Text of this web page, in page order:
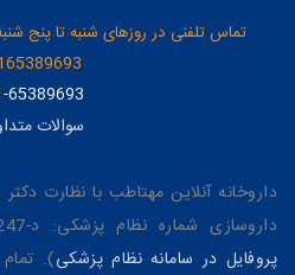
65389693
سوالات
داروخانه آنلاین مهتاطب با نظارت
داروسازی شماره نظام پزشکی: د-3247، فعالیت می‌کند. (
پروفایل در سامانه نظام پزشکی).